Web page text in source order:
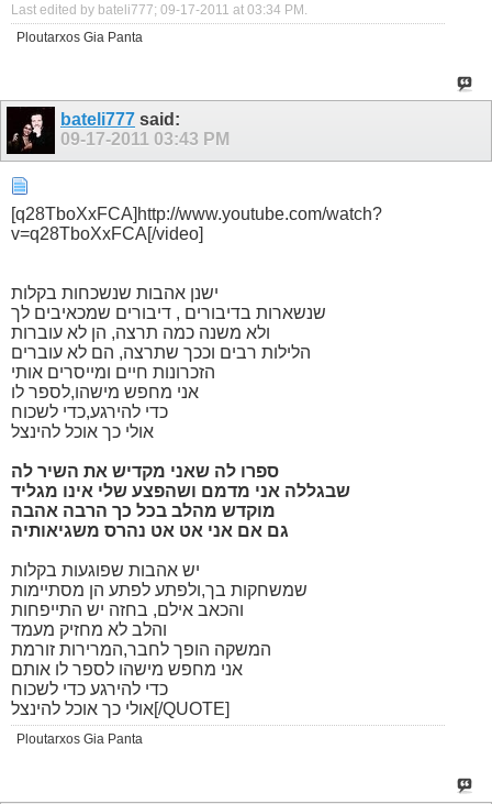
Last edited by bateli777; 09-17-2011 at 03:34 PM .
Ploutarxos Gia Panta
bateli777 said:
09-17-2011 03:43 PM
[q28TboXxFCA]http://www.youtube.com/watch?
v=q28TboXxFCA[/video]
ישנן אהבות שנשכחות בקלות
שנשארות בדיבורים , דיבורים שמכאיבים לך
ולא משנה כמה תרצה, הן לא עוברות
הלילות רבים וככך שתרצה, הם לא עוברים
הזכרונות חיים ומייסרים אותי
אני מחפש מישהו,לספר לו
כדי להירגע,כדי לשכוח
אולי כך אוכל להינצל
ספרו לה שאני מקדיש את השיר לה
שבגללה אני מדמם ושהפצע שלי אינו מגליד
מוקדש מהלב בכל כך הרבה אהבה
גם אם אני אט אט נהרס משגיאותיה
יש אהבות שפוגעות בקלות
שמשחקות בך,ולפתע לפתע הן מסתיימות
והכאב אילם, בחזה יש התייפחות
והלב לא מחזיק מעמד
המשקה הופך לחבר,המרירות זורמת
אני מחפש מישהו לספר לו אותם
כדי להירגע כדי לשכוח
אולי כך אוכל להינצל[/QUOTE]
Ploutarxos Gia Panta